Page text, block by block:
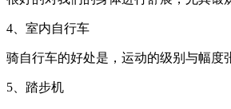
4、室内自行车
骑自行车的好处是，运动的级别与幅度
5、踏步机